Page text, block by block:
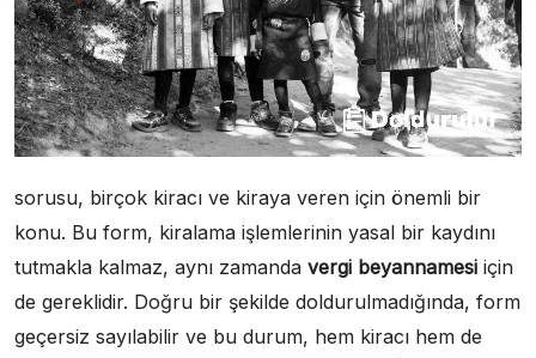
sorusu, birçok kiracı ve kiraya veren için önemli bir
konu. Bu form, kiralama işlemlerinin yasal bir kaydını
tutmakla kalmaz, aynı zamanda vergi beyannamesi için
de gereklidir. Doğru bir şekilde doldurulmadığında, form
geçersiz sayılabilir ve bu durum, hem kiracı hem de